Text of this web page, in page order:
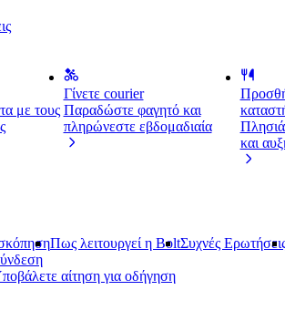
με τους
Γίνετε courier
Παραδώστε φαγητό και
πληρώνεστε εβδομαδιαία
και
Πως λειτουργεί η BoltΣυχνές
αίτηση για οδήγηση